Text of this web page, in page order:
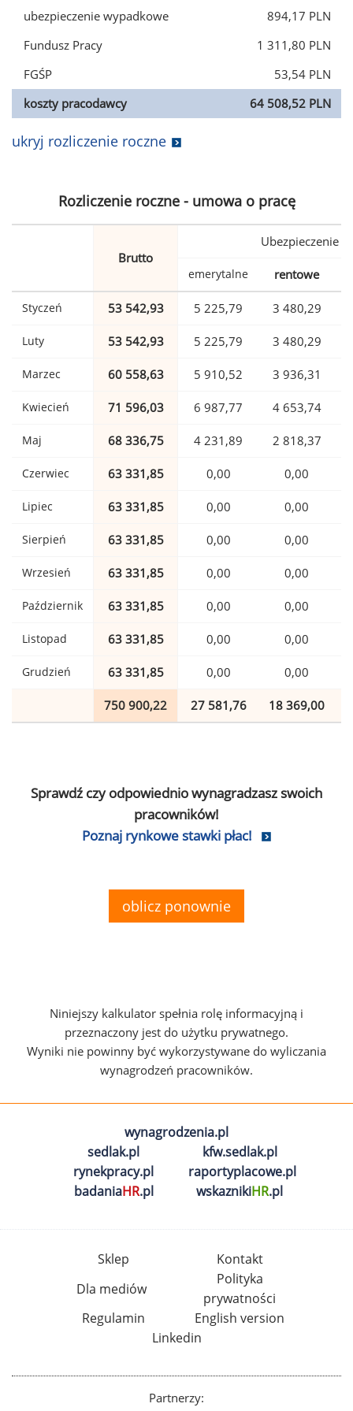
ubezpieczenie wypadkowe
894,17 PLN
Fundusz Pracy
1 311,80 PLN
FGŚP
53,54 PLN
koszty pracodawcy
64 508,52 PLN
ukryj rozliczenie roczne
Rozliczenie roczne - umowa o pracę
Brutto
Ubezpieczenie
emerytalne rentowe
Styczeń 53 542,93 5 225,79 3 480,29
Luty 53 542,93 5 225,79 3 480,29
Marzec 60 558,63 5 910,52 3 936,31
Kwiecień 71 596,03 6 987,77 4 653,74
Maj 68 336,75 4 231,89 2 818,37
Czerwiec 63 331,85 0,00 0,00
Lipiec 63 331,85 0,00 0,00
Sierpień 63 331,85 0,00 0,00
Wrzesień 63 331,85 0,00 0,00
Październik 63 331,85 0,00 0,00
Listopad 63 331,85 0,00 0,00
Grudzień 63 331,85 0,00 0,00
750 900,22 27 581,76 18 369,00
Sprawdź czy odpowiednio wynagradzasz swoich
pracowników!
Poznaj rynkowe stawki płac!
oblicz ponownie
Niniejszy kalkulator spełnia rolę informacyjną i
przeznaczony jest do użytku prywatnego.
Wyniki nie powinny być wykorzystywane do wyliczania
wynagrodzeń pracowników.
wynagrodzenia.pl
sedlak.pl
kfw.sedlak.pl
rynekpracy.pl
raportyplacowe.pl
badaniaHR.pl wskaznikiHR.pl
Sklep
Kontakt
Dla mediów
Polityka
prywatności
Regulamin
English version
Linkedin
Partnerzy: